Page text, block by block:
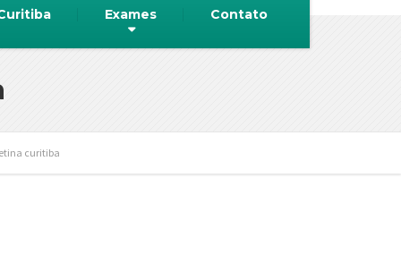
Exames Contato
curitiba